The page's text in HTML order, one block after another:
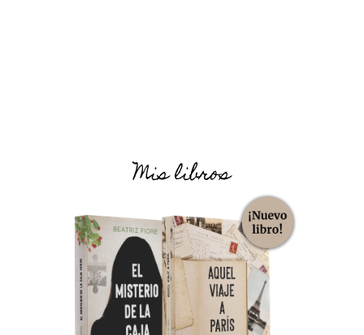
Mis libros